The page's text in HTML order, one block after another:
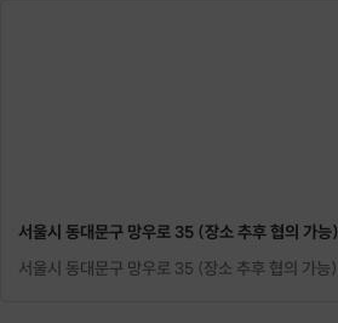
서울시 동대문구 망우로 35 (장소 추후 협의 가능)
서울시 동대문구 망우로 35 (장소 추후 협의 가능)